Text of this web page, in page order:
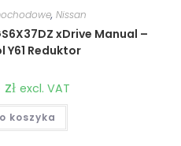
, Nissan
xDrive Manual –
Y61 Reduktor
zł excl. VAT
koszyka